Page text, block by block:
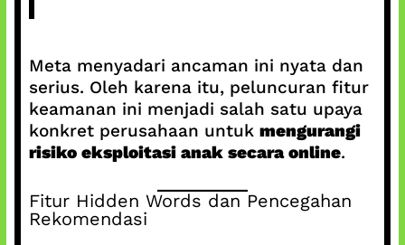
Meta menyadari ancaman ini nyata dan
serius. Oleh karena itu, peluncuran fitur
keamanan ini menjadi salah satu upaya
konkret perusahaan untuk mengurangi
risiko eksploitasi anak secara online.
Fitur Hidden Words dan Pencegahan
Rekomendasi